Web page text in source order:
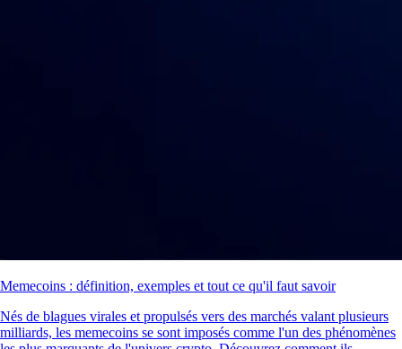
Memecoins : définition, exemples et tout ce qu'il faut savoir
Nés de blagues virales et propulsés vers des marchés valant plusieurs
milliards, les memecoins se sont imposés comme l'un des phénomènes